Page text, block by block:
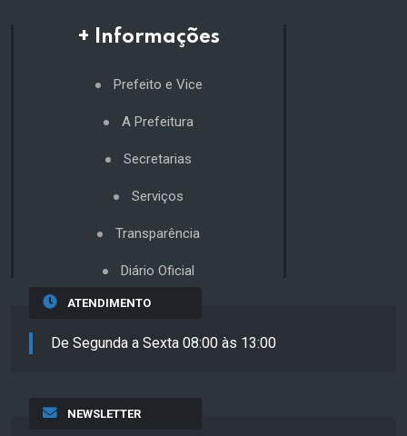
+ Informações
Prefeito e Vice
A Prefeitura
Secretarias
Serviços
Transparência
Diário Oficial
ATENDIMENTO
De Segunda a Sexta 08:00 às 13:00
NEWSLETTER